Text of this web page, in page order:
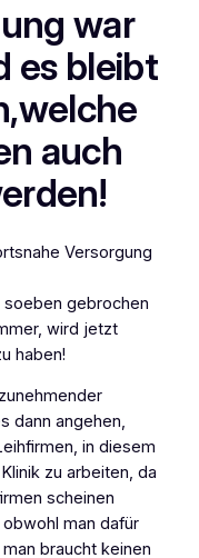
war
es bleibt
auch
Versorgung
gebrochen
wird jetzt
haben!
dann angehen,
in diesem
zu arbeiten, da
scheinen
man dafür
braucht keinen